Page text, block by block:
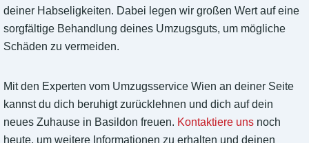
deiner Habseligkeiten. Dabei legen wir großen Wert auf eine
sorgfältige Behandlung deines Umzugsguts, um mögliche
Schäden zu vermeiden.
Mit den Experten vom Umzugsservice Wien an deiner Seite
kannst du dich beruhigt zurücklehnen und dich auf dein
neues Zuhause in Basildon freuen. Kontaktiere uns noch
heute, um weitere Informationen zu erhalten und deinen